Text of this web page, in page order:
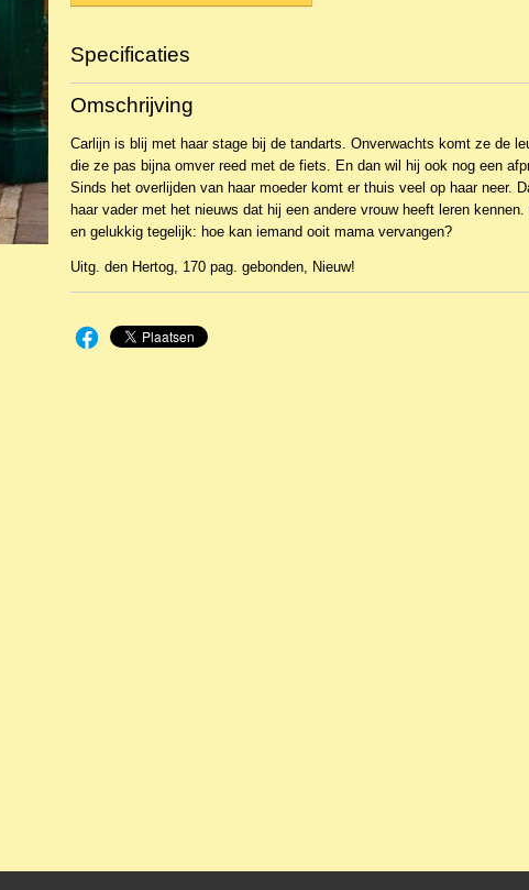
Specificaties
Productcode
EAN code
Omschrijving
Carlijn is blij met haar stage bij de tandarts. Onverwachts komt ze de
die ze pas bijna omver reed met de fiets. En dan wil hij ook nog een
Sinds het overlijden van haar moeder komt er thuis veel op haar neer.
haar vader met het nieuws dat hij een andere vrouw heeft leren
en gelukkig tegelijk: hoe kan iemand ooit mama vervangen?
Uitg. den Hertog, 170 pag. gebonden, Nieuw!